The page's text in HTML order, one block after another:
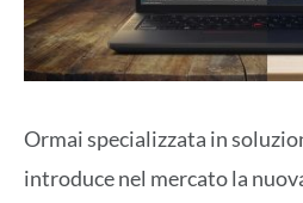
Ormai specializzata in
introduce nel mercato la